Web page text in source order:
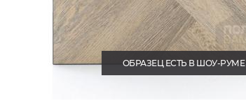
ОБРАЗЕЦ ЕСТЬ В ШОУ-РУМЕ